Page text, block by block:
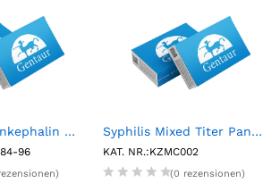
Human Leu enkephalin ELISA kit
96
Syphilis Mixed Titer Panel (15 X 1mL)
KAT. NR.:KZMC002
(0 rezensionen)